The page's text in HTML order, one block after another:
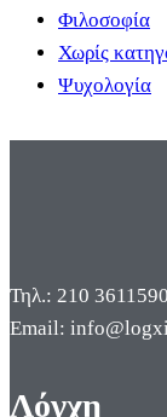
Φιλοσοφία
Χωρίς
Ψυχολογία
Τηλ.: 210 3611590
Email:
Λόγχη